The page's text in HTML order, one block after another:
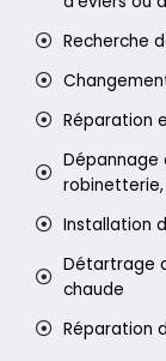
Recherche
Réparation
Dépannage
Installation
Détartrage
chaude
Réparation